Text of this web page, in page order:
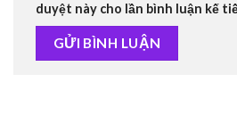
duyệt này cho lần bình luận kế